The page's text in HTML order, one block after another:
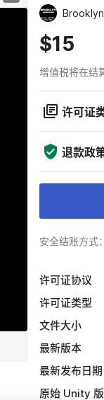
$15
增值税将在结
许可证
退款政
安全结账方式：
许可证协议
许可证类型
文件大小
最新版本
最新发布日期
原始 Unity